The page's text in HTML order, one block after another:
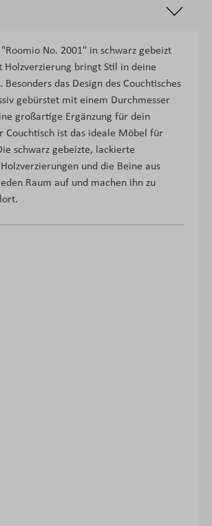
No. 2001" in schwarz gebeizt
Holzverzierung bringt Stil in deine
Besonders das Design des Couchtisches
gebürstet mit einem Durchmesser
großartige Ergänzung für dein
Couchtisch ist das ideale Möbel für
schwarz gebeizte, lackierte
und die Beine aus
Raum auf und machen ihn zu